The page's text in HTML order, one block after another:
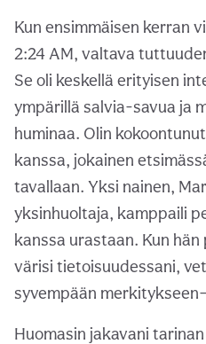
Kun ensimmäisen kerran
2:24 AM, valtava
Se oli keskellä erityisen
ympärillä salvia-savua ja
huminaa. Olin
kanssa, jokainen
tavallaan. Yksi nainen,
yksinhuoltaja, kamppaili
kanssa urastaan. Kun
värisi tietoisuudessani,
syvempään
Huomasin jakavani